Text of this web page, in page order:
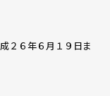
２６年６月１９日ま